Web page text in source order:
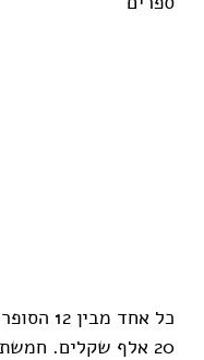
כל אחד
20 אלף שקלים.